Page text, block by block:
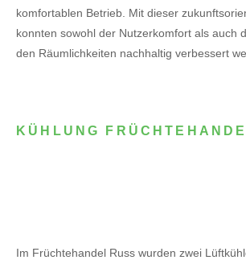
komfortablen Betrieb. Mit dieser
konnten sowohl der Nutzerkomfort als auch
den Räumlichkeiten nachhaltig verbessert
KÜHLUNG
Im Früchtehandel Russ wurden zwei